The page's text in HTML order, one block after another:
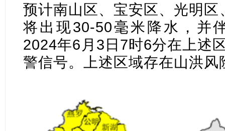
预计南山区、宝安区、光明
将出现30-50毫米降水，并
2024年6月3日7时6分在上述
警信号。上述区域存在山洪风